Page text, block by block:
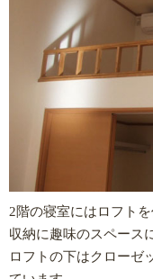
2階の寝室にはロフトを
収納に趣味のスペース
ロフトの下はクローゼ